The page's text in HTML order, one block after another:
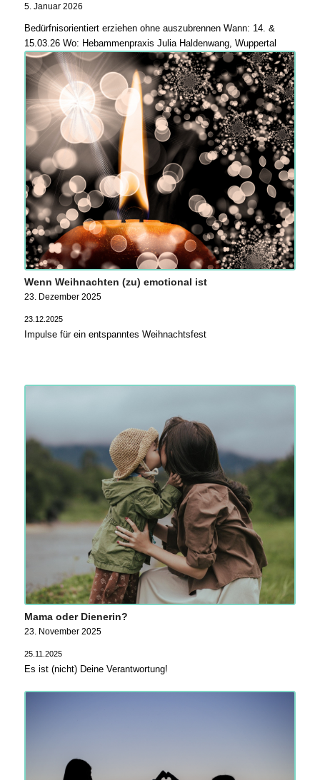
5. Januar 2026
Bedürfnisorientiert erziehen ohne auszubrennen Wann: 14. &
15.03.26 Wo: Hebammenpraxis Julia Haldenwang, Wuppertal
Wenn Weihnachten (zu) emotional ist
23. Dezember 2025
23.12.2025
Impulse für ein entspanntes Weihnachtsfest
Mama oder Dienerin?
23. November 2025
25.11.2025
Es ist (nicht) Deine Verantwortung!